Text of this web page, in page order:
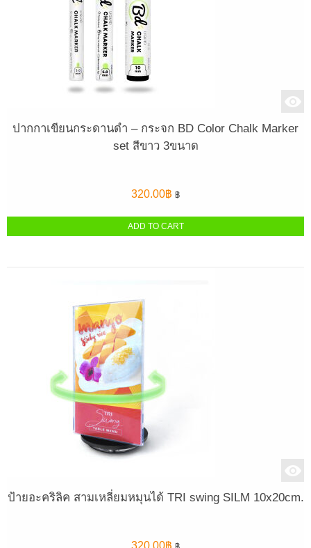
ปากกาเขียนกระดานดำ – กระจก BD Color Chalk Marker
set สีขาว 3ขนาด
320.00฿ ฿
ADD TO CART
ป้ายอะคริลิค สามเหลี่ยมหมุนได้ TRI swing SILM 10x20cm.
320.00฿